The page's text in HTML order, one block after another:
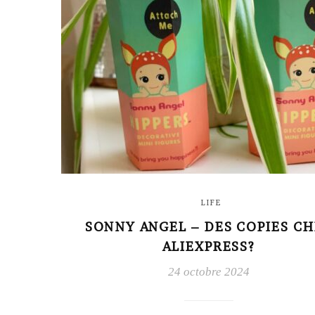
LIFE
SONNY ANGEL – DES COPIES
ALIEXPRESS?
24 octobre 2024